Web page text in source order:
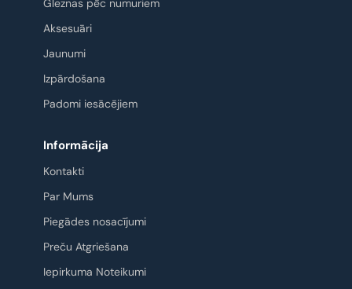
Gleznas pēc numuriem
Aksesuāri
Jaunumi
Izpārdošana
Padomi iesācējiem
Informācija
Kontakti
Par Mums
Piegādes nosacījumi
Preču Atgriešana
Iepirkuma Noteikumi